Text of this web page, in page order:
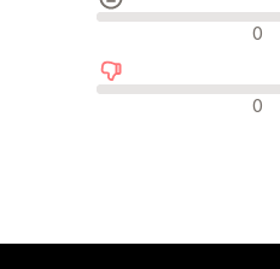
Neutralūs atsiliepimai
0
Neigiami atsiliepimai
0